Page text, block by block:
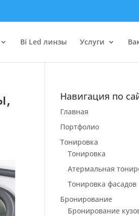
Bi Led линзы Услуги
Навигация по
Главная
Портфолио
Тонировка
Тонировка
Атермальная
Тонировка фасадов
Бронирование
Бронирование